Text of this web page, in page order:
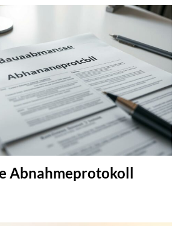
Abnahmeprotokoll